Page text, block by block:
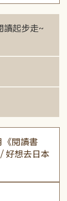
讀起步走~
《閱讀書
好想去日本